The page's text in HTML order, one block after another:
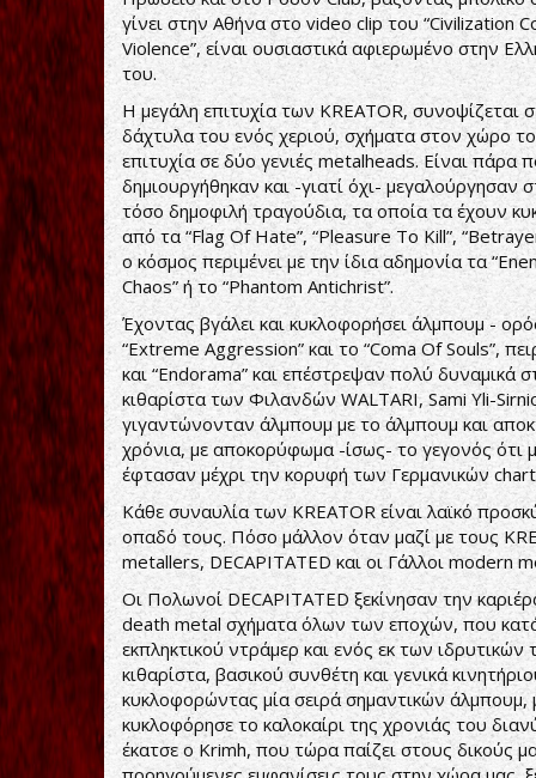
γίνει στην Αθήνα στο video clip του “Civilization
Violence”, είναι ουσιαστικά αφιερωμένο στην
του.
Η μεγάλη επιτυχία των KREATOR, συνοψίζεται
δάχτυλα του ενός χεριού, σχήματα στον χώρο
επιτυχία σε δύο γενιές metalheads. Είναι πάρα
δημιουργήθηκαν και -γιατί όχι- μεγαλούργησαν
τόσο δημοφιλή τραγούδια, τα οποία τα έχουν
από τα “Flag Of Hate”, “Pleasure To Kill”,
ο κόσμος περιμένει με την ίδια αδημονία τα
Chaos” ή το “Phantom Antichrist”.
Έχοντας βγάλει και κυκλοφορήσει άλμπουμ -
“Extreme Aggression” και το “Coma Of Souls”,
και “Endorama” και επέστρεψαν πολύ δυναμικά
κιθαρίστα των Φιλανδών WALTARI, Sami Yli-
γιγαντώνονταν άλμπουμ με το άλμπουμ και
χρόνια, με αποκορύφωμα -ίσως- το γεγονός ότι
έφτασαν μέχρι την κορυφή των Γερμανικών
Κάθε συναυλία των KREATOR είναι λαϊκό
οπαδό τους. Πόσο μάλλον όταν μαζί με τους
metallers, DECAPITATED και οι Γάλλοι modern
Οι Πολωνοί DECAPITATED ξεκίνησαν την
death metal σχήματα όλων των εποχών, που
εκπληκτικού ντράμερ και ενός εκ των
κιθαρίστα, βασικού συνθέτη και γενικά
κυκλοφορώντας μία σειρά σημαντικών
κυκλοφόρησε το καλοκαίρι της χρονιάς του
έκατσε ο Krimh, που τώρα παίζει στους δικούς